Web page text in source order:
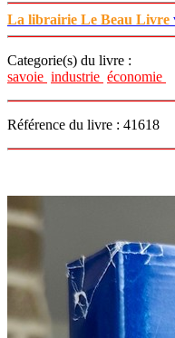
La librairie Le Beau Livre
Categorie(s) du livre :
savoie industrie économie
Référence du livre : 41618